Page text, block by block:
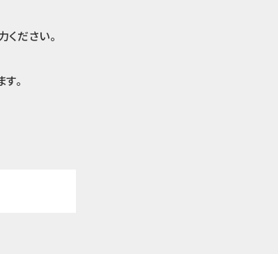
ださい。
。